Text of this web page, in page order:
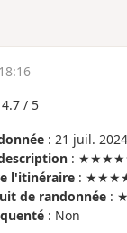
4.7 / 5
: 21 juil. 2024
:
l'itinéraire :
de randonnée :
: Non